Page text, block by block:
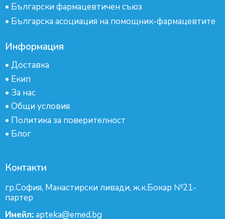
• Български фармацевтичен съюз
• Българска асоциация на помощник-фармацевтите
Информация
• Доставка
• Екип
• За нас
• Общи условия
• Политика за поверителност
• Блог
Контакти
гр.София, Манастирски ливади, ж.к.Бокар №21-
партер
Имейл:apteka@emed.bg